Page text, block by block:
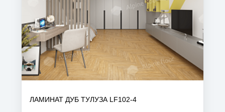
ЛАМИНАТ ДУБ ТУЛУЗА LF102-4